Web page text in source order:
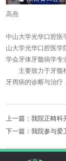
高燕
中山大学光华口腔医
山大学光华口腔医学
学会牙体牙髓病学专
主要致力于牙髓根
牙周病的诊断与治疗
上一篇： 我院正畸科
下一篇： 我院参与爱